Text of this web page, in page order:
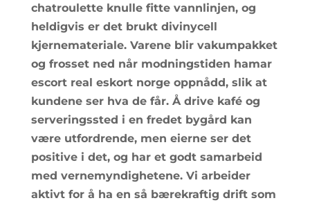
chatroulette knulle fitte vannlinjen, og
heldigvis er det brukt divinycell
kjernemateriale. Varene blir vakumpakket
og frosset ned når modningstiden hamar
escort real eskort norge oppnådd, slik at
kundene ser hva de får. Å drive kafé og
serveringssted i en fredet bygård kan
være utfordrende, men eierne ser det
positive i det, og har et godt samarbeid
med vernemyndighetene. Vi arbeider
aktivt for å ha en så bærekraftig drift som